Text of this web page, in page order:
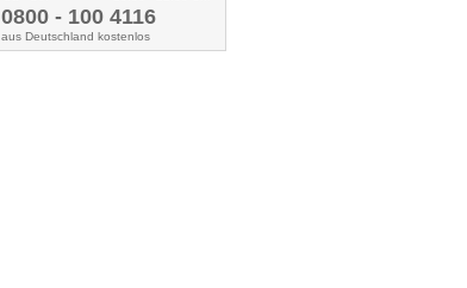
0800 - 100 4116
aus Deutschland kostenlos